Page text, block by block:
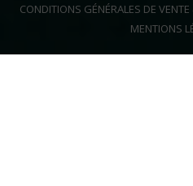
CONDITIONS GÉNÉRALES DE
MENTIONS